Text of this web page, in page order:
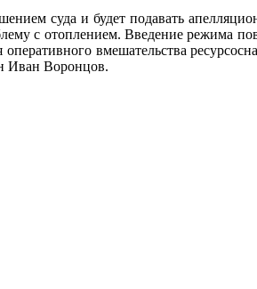
суда и будет подавать
с отоплением. Введение режима
оперативного вмешательства
Иван Воронцов.